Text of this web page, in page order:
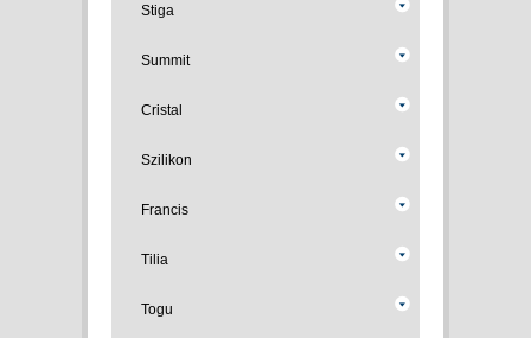
Stiga
Summit
Cristal
Szilikon
Francis
Tilia
Togu